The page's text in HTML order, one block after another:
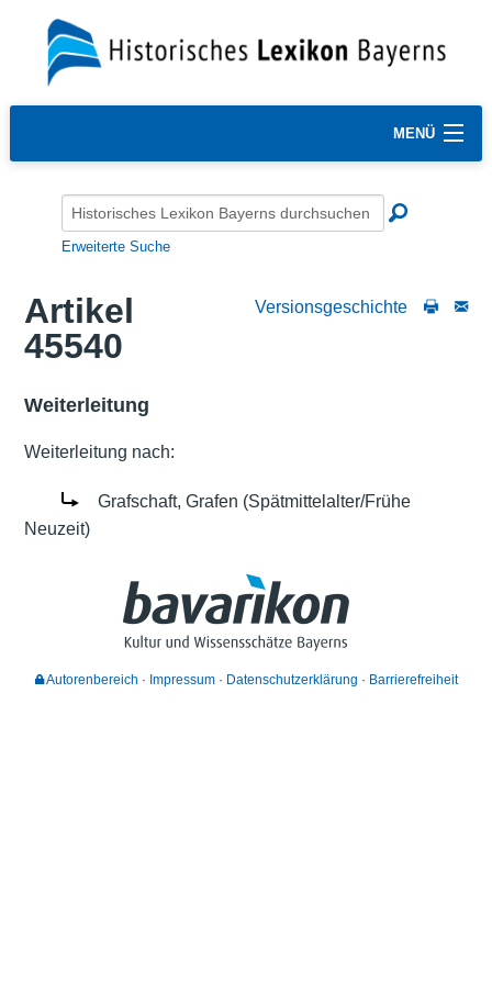
MENÜ
Erweiterte Suche
Versionsgeschichte
Artikel
45540
Weiterleitung
Weiterleitung nach:
Grafschaft, Grafen (Spätmittelalter/Frühe
Neuzeit)
Autorenbereich Impressum Datenschutzerklärung Barrierefreiheit